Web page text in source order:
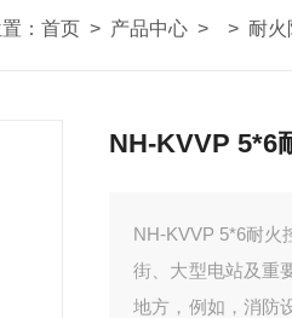
： 首页 > 产品中心 > > 耐火
NH-KVVP 5*6
NH-KVVP 5*6耐火
街、大型电站及重
地方，例如，消防